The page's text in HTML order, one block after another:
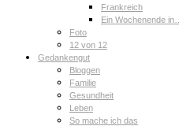
Frankreich
Ein Wochenende in…
Foto
12 von 12
Gedankengut
Bloggen
Familie
Gesundheit
Leben
So mache ich das